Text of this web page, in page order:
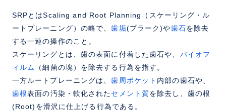
SRPとはScaling and Root Planning（スケーリング・ル
ートプレーニング）の略で、歯垢(プラーク)や歯石を除去
する一連の操作のこと。
スケーリングとは、歯の表面に付着した歯石や、 バイオフ
ィルム
（細菌の塊）を除去する行為を指す。
一方ルートプレーニングは、歯周ポケット 内部の歯石や、
歯根表面の汚染・軟化されたセメント質を除去し、歯の根
(Root)を滑沢に仕上げる行為である。